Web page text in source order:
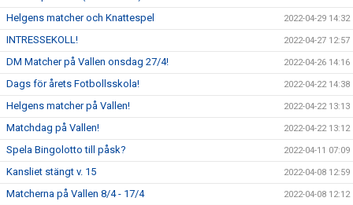
Helgens matcher och Knattespel 2022-04-29 14:32
INTRESSEKOLL! 2022-04-27 12:57
DM Matcher på Vallen onsdag 27/4! 2022-04-26 14:16
Dags för årets Fotbollsskola! 2022-04-22 14:38
Helgens matcher på Vallen! 2022-04-22 13:13
Matchdag på Vallen! 2022-04-22 13:12
Spela Bingolotto till påsk? 2022-04-11 07:09
Kansliet stängt v. 15 2022-04-08 12:59
Matcherna på Vallen 8/4 - 17/4 2022-04-08 12:12